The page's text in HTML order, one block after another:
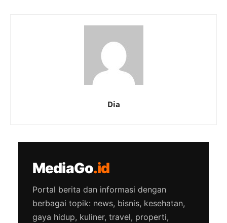
Dia
MediaGo.id
Portal berita dan informasi dengan
berbagai topik: news, bisnis, kesehatan,
gaya hidup, kuliner, travel, properti,